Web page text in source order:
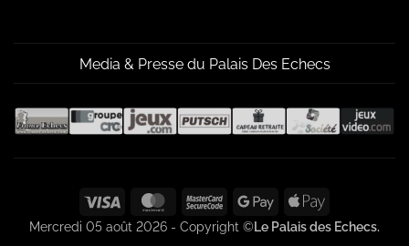
Media & Presse du Palais Des Echecs
Visa MasterCardMasterCard
2
Google
Pay
Apple
Pay
Mercredi 05 août 2026 - Copyright ©Le Palais des Echecs.